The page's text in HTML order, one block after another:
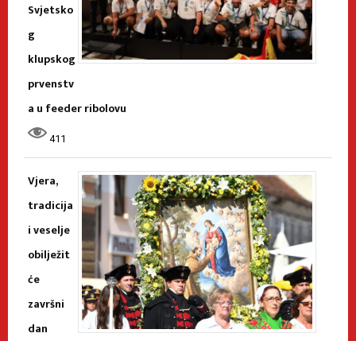
Svjetsko
g
klupskog
prvenstv
a u feeder ribolovu
411
Vjera,
tradicija
i veselje
obilježit
će
završni
dan